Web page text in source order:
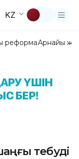
KZ
реформаАрнайы
тебуді